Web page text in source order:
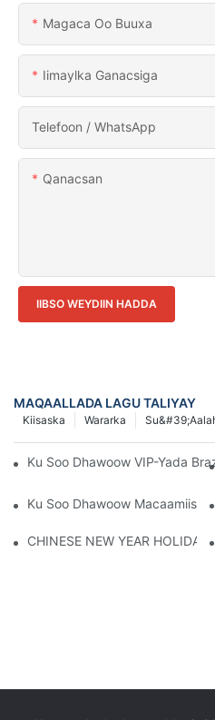
Magaca Oo Buuxa
Iimaylka Ganacsiga
Telefoon / WhatsApp
Qanacsan
IIBSO WEYDIIN HADDA
MAQAALLADA LAGU TALIYAY
Wararka
Kiisaska
Ku Soo Dhawoow VIP-Yada
Ku Soo Dhawoow
CHINESE NEW YEAR HOLIDAY